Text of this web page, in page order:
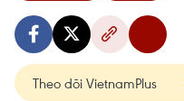
Theo dõi VietnamPlus